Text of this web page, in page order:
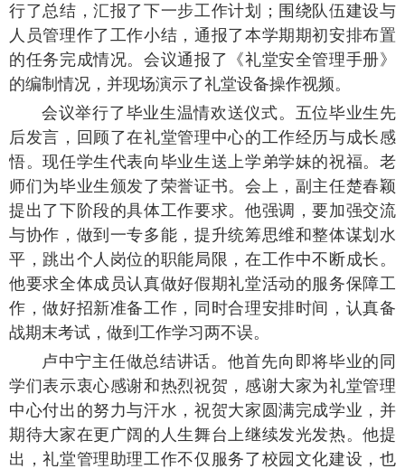
行了总结，汇报了下一步工作计划；围绕队伍建设与
人员管理作了工作小结，通报了本学期期初安排布置
的任务完成情况。会议通报了《礼堂安全管理手册》
的编制情况，并现场演示了礼堂设备操作视频。
会议举行了毕业生温情欢送仪式。五位毕业生先
后发言，回顾了在礼堂管理中心的工作经历与成长感
悟。现任学生代表向毕业生送上学弟学妹的祝福。老
师们为毕业生颁发了荣誉证书。会上，副主任楚春颖
提出了下阶段的具体工作要求。他强调，要加强交流
与协作，做到一专多能，提升统筹思维和整体谋划水
平，跳出个人岗位的职能局限，在工作中不断成长。
他要求全体成员认真做好假期礼堂活动的服务保障工
作，做好招新准备工作，同时合理安排时间，认真备
战期末考试，做到工作学习两不误。
卢中宁主任做总结讲话。他首先向即将毕业的同
学们表示衷心感谢和热烈祝贺，感谢大家为礼堂管理
中心付出的努力与汗水，祝贺大家圆满完成学业，并
期待大家在更广阔的人生舞台上继续发光发热。他提
出，礼堂管理助理工作不仅服务了校园文化建设，也